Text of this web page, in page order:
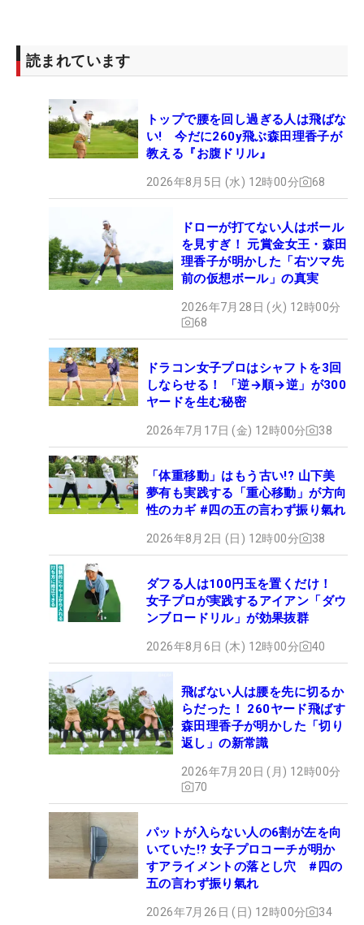
読まれています
トップで腰を回し過ぎる人は飛ばな
い! 今だに260y飛ぶ森田理香子が
教える『お腹ドリル』
2026年8月5日 (水) 12時00分 68
ドローが打てない人はボール
を見すぎ！ 元賞金女王・森田
理香子が明かした「右ツマ先
前の仮想ボール」の真実
2026年7月28日 (火) 12時00分
68
ドラコン女子プロはシャフトを3回
しならせる！ 「逆→順→逆」が300
ヤードを生む秘密
2026年7月17日 (金) 12時00分 38
「体重移動」はもう古い!? 山下美
夢有も実践する「重心移動」が方向
性のカギ #四の五の言わず振り氣れ
2026年8月2日 (日) 12時00分 38
ダフる人は100円玉を置くだけ！
女子プロが実践するアイアン「ダウ
ンブロードリル」が効果抜群
2026年8月6日 (木) 12時00分 40
飛ばない人は腰を先に切るか
らだった！ 260ヤード飛ばす
森田理香子が明かした「切り
返し」の新常識
2026年7月20日 (月) 12時00分
70
パットが入らない人の6割が左を向
いていた!? 女子プロコーチが明か
すアライメントの落とし穴 #四の
五の言わず振り氣れ
2026年7月26日 (日) 12時00分 34